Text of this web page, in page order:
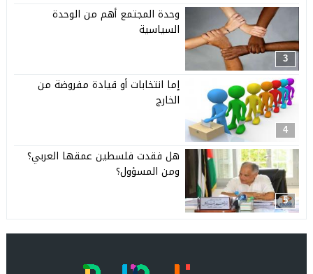
3
وحدة المجتمع أهم من الوحدة
السياسية
4
إما انتخابات أو قيادة مفروضة من
الخارج
5
هل فقدت فلسطين عمقها العربي؟
ومن المسؤول؟